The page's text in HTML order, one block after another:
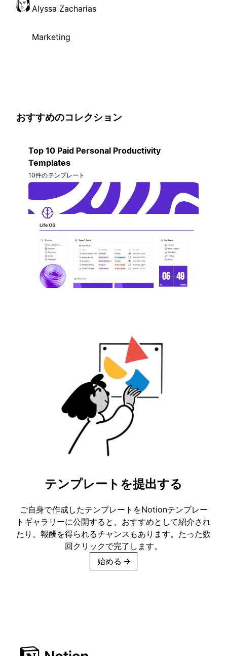
Alyssa Zacharias
Marketing
おすすめのコレクション
Top 10 Paid Personal Productivity
Templates
10件のテンプレート
テンプレートを提出する
ご自身で作成したテンプレートをNotionテンプレー
トギャラリーに公開すると、おすすめとして紹介され
たり、報酬を得られるチャンスもあります。たった数
回クリックで完了します。
始める →